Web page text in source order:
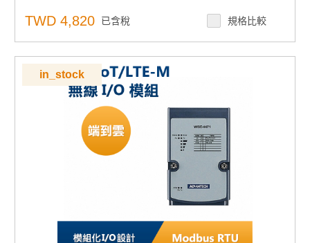
TWD 4,820 已含稅 規格比較
in_stock